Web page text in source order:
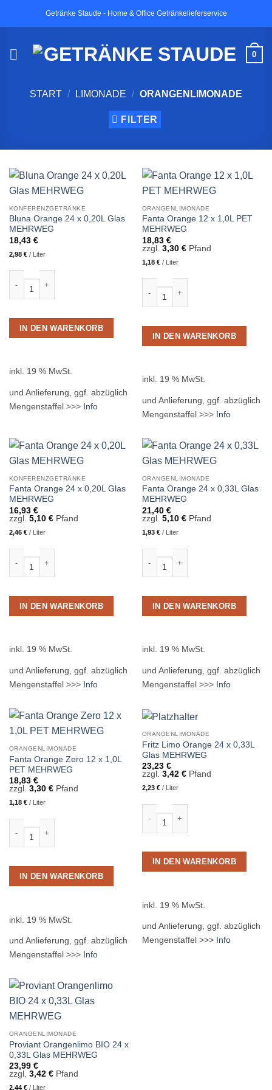
Getränke Staude - Home & Office Getränkelieferservice
0
START / LIMONADE / ORANGENLIMONADE
FILTER
KONFERENZGETRÄNKE
Bluna Orange 24 x 0,20L Glas
MEHRWEG
18,43 €
2,98 €/ Liter
IN DEN WARENKORB
inkl. 19 % MwSt.
und Anlieferung, ggf. abzüglich
Mengenstaffel >>> Info
ORANGENLIMONADE
Fanta Orange 12 x 1,0L PET
MEHRWEG
18,83 €
zzgl. 3,30 €Pfand
1,18 €/ Liter
IN DEN WARENKORB
inkl. 19 % MwSt.
und Anlieferung, ggf. abzüglich
Mengenstaffel >>> Info
KONFERENZGETRÄNKE
Fanta Orange 24 x 0,20L Glas
MEHRWEG
16,93 €
zzgl. 5,10 €Pfand
2,46 €/ Liter
IN DEN WARENKORB
inkl. 19 % MwSt.
und Anlieferung, ggf. abzüglich
Mengenstaffel >>> Info
ORANGENLIMONADE
Fanta Orange 24 x 0,33L Glas
MEHRWEG
21,40 €
zzgl. 5,10 €Pfand
1,93 €/ Liter
IN DEN WARENKORB
inkl. 19 % MwSt.
und Anlieferung, ggf. abzüglich
Mengenstaffel >>> Info
ORANGENLIMONADE
Fanta Orange Zero 12 x 1,0L
PET MEHRWEG
18,83 €
zzgl. 3,30 €Pfand
1,18 €/ Liter
Fanta Orange Zero 12 x 1,0L PET MEHRWEG Menge
IN DEN WARENKORB
inkl. 19 % MwSt.
und Anlieferung, ggf. abzüglich
Mengenstaffel >>> Info
ORANGENLIMONADE
Fritz Limo Orange 24 x 0,33L
Glas MEHRWEG
23,23 €
zzgl. 3,42 €Pfand
2,23 €/ Liter
IN DEN WARENKORB
inkl. 19 % MwSt.
und Anlieferung, ggf. abzüglich
Mengenstaffel >>> Info
ORANGENLIMONADE
Proviant Orangenlimo BIO 24 x
0,33L Glas MEHRWEG
23,99 €
zzgl. 3,42 €Pfand
2,44 €/ Liter